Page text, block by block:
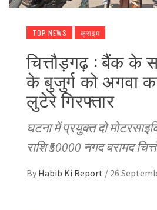
TOP NEWS क्राइम
चित्तौड़गढ़ : बैंक के
के बुजुर्ग को अगवा
लुटेरे गिरफ्तार
घटना में प्रयुक्त दो
राशि ₹50000 नगद बरामद
By Habib Ki Report / 26